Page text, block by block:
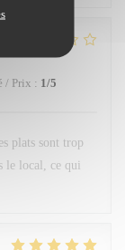
/ Prix : 1/5
plats sont trop
le local, ce qui